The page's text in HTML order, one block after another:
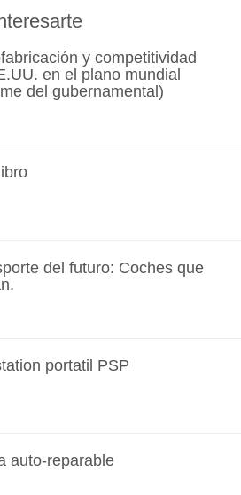
y competitividad
en el plano mundial
del gubernamental)
del futuro: Coches que
portatil PSP
auto-reparable